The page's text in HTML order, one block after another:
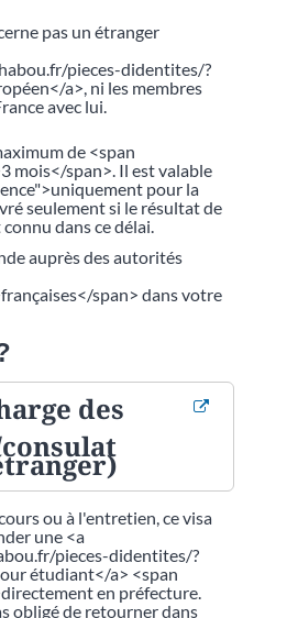
pas un étranger
pieces-didentites/?
a>, ni les membres
avec lui.
de <span
mois</span>. Il est valable
pour la
seulement si le résultat de
dans ce délai.
auprès des autorités
span> dans votre
des
ou à l'entretien, ce visa
une <a
pieces-didentites/?
étudiant</a> <span
en préfecture.
obligé de retourner dans